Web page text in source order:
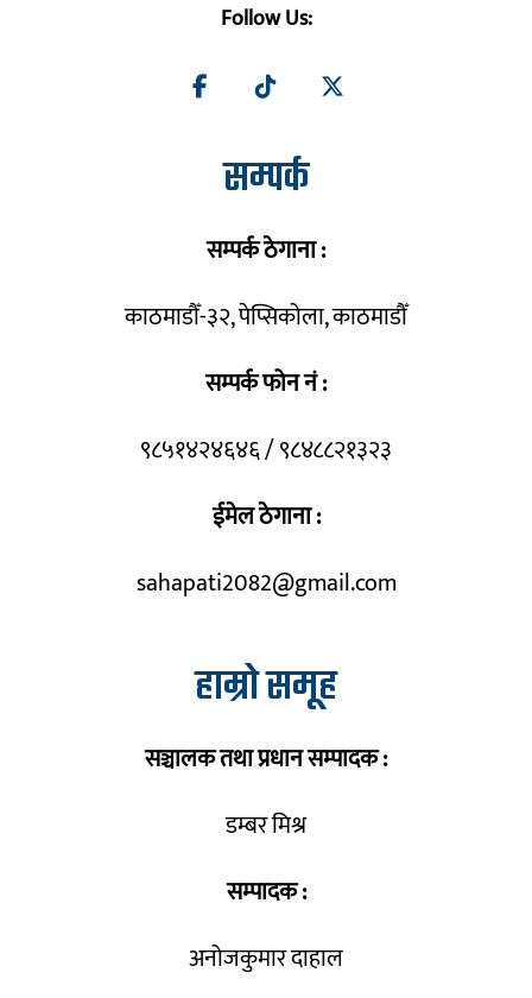
Follow Us:
सम्पर्क
सम्पर्क ठेगाना :
काठमाडौँ-३२, पेप्सिकोला, काठमाडौँ
सम्पर्क फोन नं :
९८५१४२४६४६ / ९८४८८२१३२३
ईमेल ठेगाना :
sahapati2082@gmail.com
हाम्रो समूह
सञ्चालक तथा प्रधान सम्पादक :
डम्बर मिश्र
सम्पादक :
अनोजकुमार दाहाल